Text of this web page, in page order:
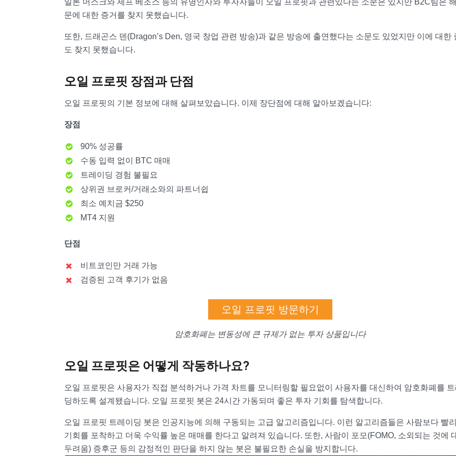
일론 머스크와 제프 베조스 등의 유명인사와 투자자들이 오일 프로핏과 관련있다는 소문은 있지만 B2C팀은
문에 대한 증거를 찾지 못했습니다.
또한, 드래곤스 덴(Dragon’s Den, 영국 창업 관련 방송)과 같은 방송에 출연했다는 소문도 있었지만 이에 대한
도 찾지 못했습니다.
오일 프로핏 장점과 단점
오일 프로핏의 기본 정보에 대해 살펴보았습니다. 이제 장단점에 대해 알아보겠습니다:
장점
90% 성공률
수동 입력 없이 BTC 매매
트레이딩 경험 불필요
상위권 브로커/거래소와의 파트너쉽
최소 예치금 $250
MT4 지원
단점
비트코인만 거래 가능
검증된 고객 후기가 없음
오일 프로핏 방문하기
암호화폐는 변동성에 큰 규제가 없는 투자 상품입니다
오일 프로핏은 어떻게 작동하나요?
오일 프로핏은 사용자가 직접 분석하거나 가격 차트를 모니터링할 필요없이 사용자를 대신하여 암호화폐를 트
딩하도록 설계됐습니다. 오일 프로핏 봇은 24시간 가동되며 좋은 투자 기회를 탐색합니다.
오일 프로핏 트레이딩 봇은 인공지능에 의해 구동되는 고급 알고리즘입니다. 이런 알고리즘들은 사람보다 빨
기회를 포착하고 더욱 수익률 높은 매매를 한다고 알려져 있습니다. 또한, 사람이 포모(FOMO, 소외되는 것에
두려움) 증후군 등의 감정적인 판단을 하지 않는 봇은 불필요한 손실을 방지합니다.